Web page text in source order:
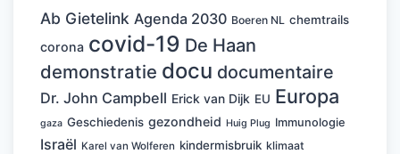
Ab Gietelink Agenda 2030 Boeren NL chemtrails
corona covid-19 De Haan
demonstratie docu documentaire
Dr. John Campbell Erick van Dijk EU Europa
gaza Geschiedenis gezondheid Huig Plug Immunologie
Israël Karel van Wolferen kindermisbruik klimaat